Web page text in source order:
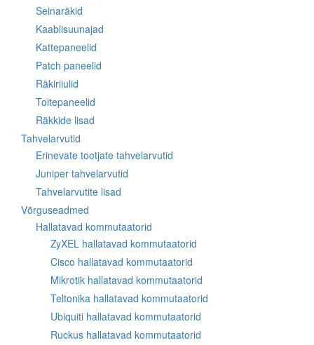
Seinaräkid
Kaablisuunajad
Kattepaneelid
Patch paneelid
Räkiriiulid
Toitepaneelid
Räkkide lisad
Tahvelarvutid
Erinevate tootjate tahvelarvutid
Juniper tahvelarvutid
Tahvelarvutite lisad
Võrguseadmed
Hallatavad kommutaatorid
ZyXEL hallatavad kommutaatorid
Cisco hallatavad kommutaatorid
Mikrotik hallatavad kommutaatorid
Teltonika hallatavad kommutaatorid
Ubiquiti hallatavad kommutaatorid
Ruckus hallatavad kommutaatorid